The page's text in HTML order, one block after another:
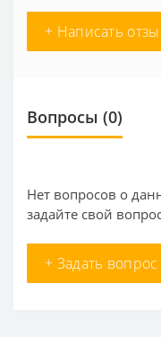
+ Написать
Вопросы (0)
Нет вопросов о
задайте свой
+ Задать вопрос